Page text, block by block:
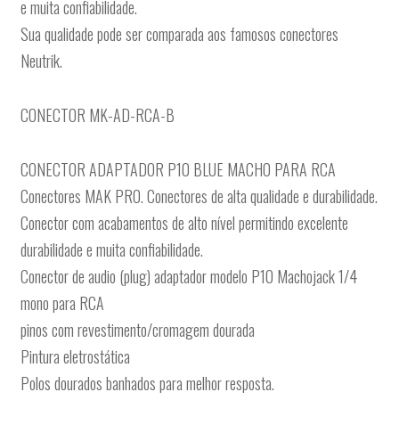
e muita confiabilidade.
Sua qualidade pode ser comparada aos famosos conectores
Neutrik.
CONECTOR MK-AD-RCA-B
CONECTOR ADAPTADOR P10 BLUE MACHO PARA RCA
Conectores MAK PRO. Conectores de alta qualidade e durabilidade.
Conector com acabamentos de alto nível permitindo excelente
durabilidade e muita confiabilidade.
Conector de audio (plug) adaptador modelo P10 Machojack 1/4
mono para RCA
pinos com revestimento/cromagem dourada
Pintura eletrostática
Polos dourados banhados para melhor resposta.